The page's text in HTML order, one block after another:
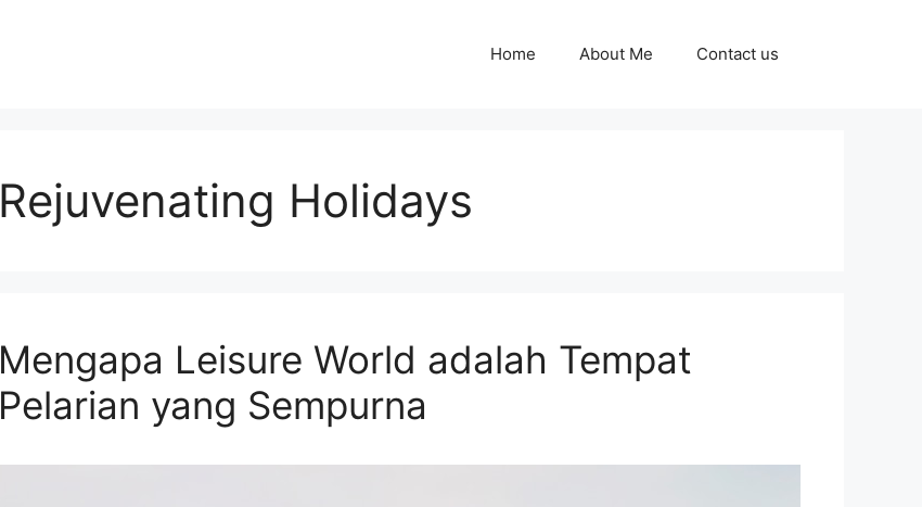
Home About Me Contact us
Rejuvenating Holidays
Mengapa Leisure World adalah Tempat
Pelarian yang Sempurna